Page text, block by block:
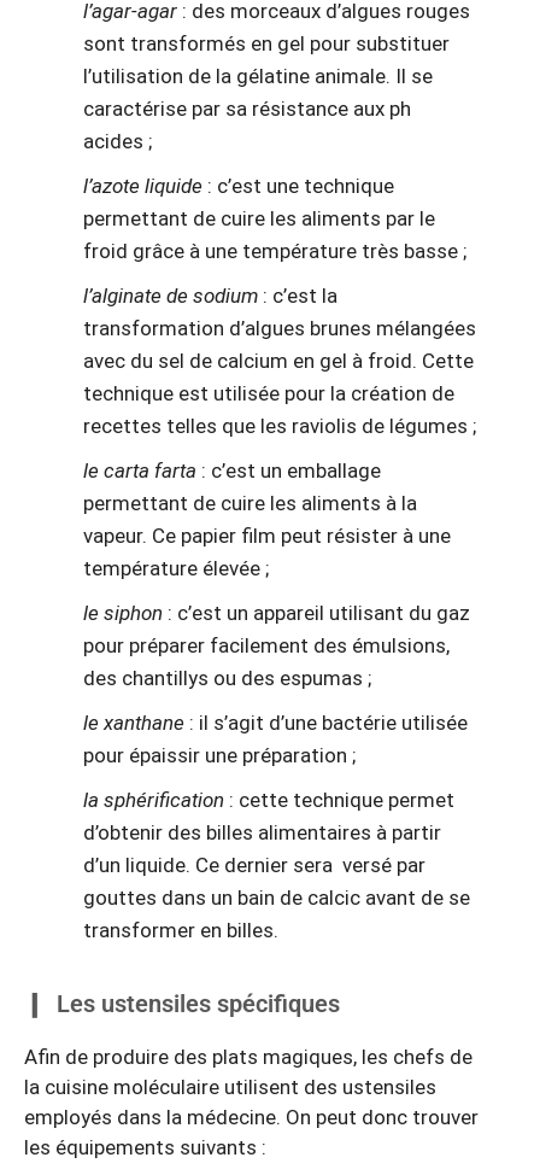
l’agar-agar : des morceaux d’algues rouges
sont transformés en gel pour substituer
l’utilisation de la gélatine animale. Il se
caractérise par sa résistance aux ph
acides ;
l’azote liquide : c’est une technique
permettant de cuire les aliments par le
froid grâce à une température très basse ;
l’alginate de sodium : c’est la
transformation d’algues brunes mélangées
avec du sel de calcium en gel à froid. Cette
technique est utilisée pour la création de
recettes telles que les raviolis de légumes ;
le carta farta : c’est un emballage
permettant de cuire les aliments à la
vapeur. Ce papier film peut résister à une
température élevée ;
le siphon : c’est un appareil utilisant du gaz
pour préparer facilement des émulsions,
des chantillys ou des espumas ;
le xanthane : il s’agit d’une bactérie utilisée
pour épaissir une préparation ;
la sphérification : cette technique permet
d’obtenir des billes alimentaires à partir
d’un liquide. Ce dernier sera versé par
gouttes dans un bain de calcic avant de se
transformer en billes.
Les ustensiles spécifiques
Afin de produire des plats magiques, les chefs de
la cuisine moléculaire utilisent des ustensiles
employés dans la médecine. On peut donc trouver
les équipements suivants :